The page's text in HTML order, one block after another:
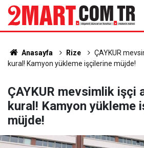
Anasayfa Rize
ÇAYKUR
kural! Kamyon yükleme işçilerine müjde!
ÇAYKUR mevsimlik işçi
kural! Kamyon yükleme
müjde!